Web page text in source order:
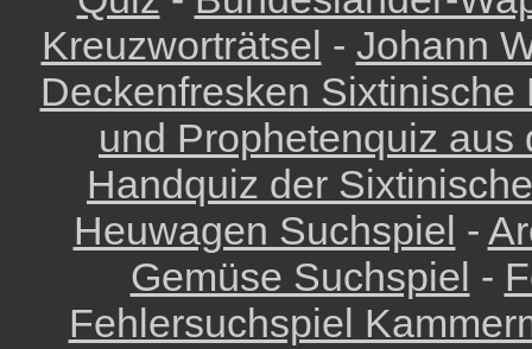
Kreuzworträtsel - Johann
Deckenfresken
und Prophetenquiz
Handquiz der
Heuwagen Suchspiel -
Gemüse Suchspiel -
Fehlersuchspiel